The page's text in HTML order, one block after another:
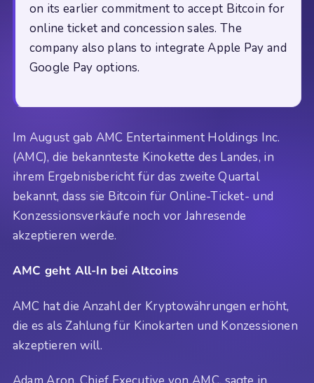
on its earlier commitment to accept Bitcoin for
online ticket and concession sales. The
company also plans to integrate Apple Pay and
Google Pay options.
Im August gab AMC Entertainment Holdings Inc.
(AMC), die bekannteste Kinokette des Landes, in
ihrem Ergebnisbericht für das zweite Quartal
bekannt, dass sie Bitcoin für Online-Ticket- und
Konzessionsverkäufe noch vor Jahresende
akzeptieren werde.
AMC geht All-In bei Altcoins
AMC hat die Anzahl der Kryptowährungen erhöht,
die es als Zahlung für Kinokarten und Konzessionen
akzeptieren will.